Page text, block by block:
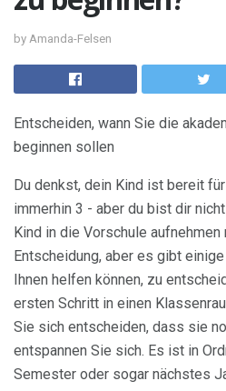
by Amanda-Felsen
Entscheiden, wann Sie die
beginnen sollen
Du denkst, dein Kind ist bereit
immerhin 3 - aber du bist dir
Kind in die Vorschule
Entscheidung, aber es gibt
Ihnen helfen können, zu
ersten Schritt in einen
Sie sich entscheiden, dass sie
entspannen Sie sich. Es ist in
Semester oder sogar nächstes